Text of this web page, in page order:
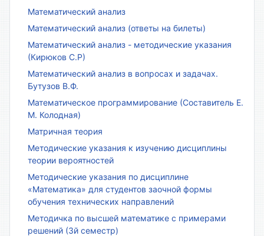
Математический анализ
Математический анализ (ответы на билеты)
Математический анализ - методические указания
(Кирюков С.Р)
Математический анализ в вопросах и задачах.
Бутузов В.Ф.
Математическое программирование (Составитель Е.
М. Колодная)
Матричная теория
Методические указания к изучению дисциплины
теории вероятностей
Методические указания по дисциплине
«Математика» для студентов заочной формы
обучения технических направлений
Методичка по высшей математике с примерами
решений (3й семестр)